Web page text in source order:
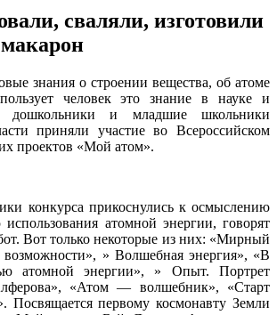
сваляли, изготовили
знания о строении вещества, об атоме
человек это знание в науке и
дошкольники и младшие школьники
приняли участие во Всероссийском
проектов «Мой атом».
конкурса прикоснулись к осмыслению
атомной энергии, говорят
Вот только некоторые из них: «Мирный
» Волшебная энергия», «В
атомной энергии», » Опыт. Портрет
«Атом — волшебник», «Старт
Посвящается первому космонавту Земли